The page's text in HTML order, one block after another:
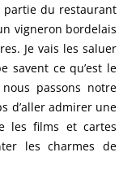
partie du restaurant
vigneron bordelais
Je vais les saluer
savent ce qu’est le
passons notre
d’aller admirer une
les films et cartes
les charmes de